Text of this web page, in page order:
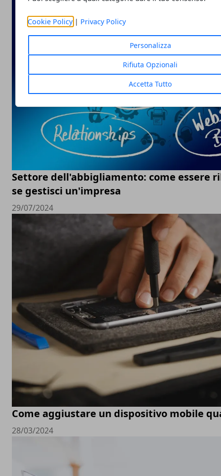
Cookie Policy| Privacy Policy
Personalizza
Rifiuta Opzionali
Accetta Tutto
Settore dell'abbigliamento: come essere
se gestisci un'impresa
29/07/2024
Come aggiustare un dispositivo mobile
28/03/2024